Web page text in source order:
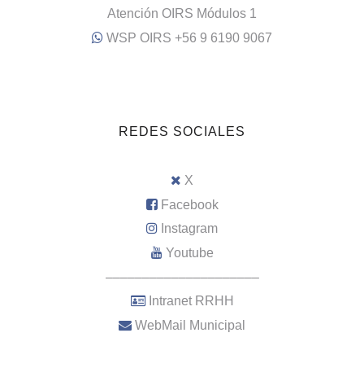
Atención OIRS Módulos 1
WSP OIRS +56 9 6190 9067
REDES SOCIALES
X
Facebook
Instagram
Youtube
–––––––––––––––––––––
Intranet RRHH
WebMail Municipal